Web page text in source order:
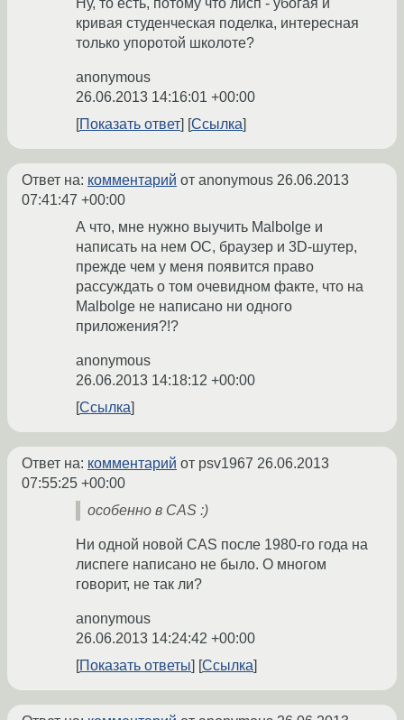
Ну, то есть, потому что лисп - убогая и
кривая студенческая поделка, интересная
только упоротой школоте?
anonymous
26.06.2013 14:16:01 +00:00
Показать ответ
Ссылка
Ответ на: комментарий от anonymous 26.06.2013
07:41:47 +00:00
А что, мне нужно выучить Malbolge и
написать на нем ОС, браузер и 3D-шутер,
прежде чем у меня появится право
рассуждать о том очевидном факте, что на
Malbolge не написано ни одного
приложения?!?
anonymous
26.06.2013 14:18:12 +00:00
Ссылка
Ответ на: комментарий от psv1967 26.06.2013
07:55:25 +00:00
особенно в CAS :)
Ни одной новой CAS после 1980-го года на
лиспеге написано не было. О многом
говорит, не так ли?
anonymous
26.06.2013 14:24:42 +00:00
Показать ответы
Ссылка